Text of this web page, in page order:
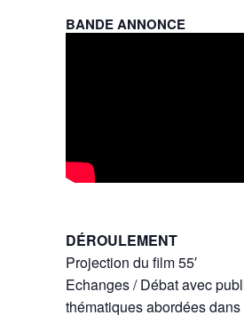
BANDE ANNONCE
DÉROULEMENT
Projection du film 55′
Echanges / Débat avec
thématiques abordées dans